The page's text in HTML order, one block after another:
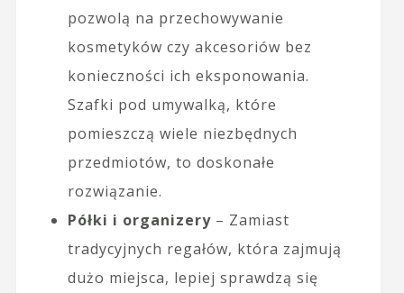
pozwolą na przechowywanie
kosmetyków czy akcesoriów bez
konieczności ich eksponowania.
Szafki pod umywalką, które
pomieszczą wiele niezbędnych
przedmiotów, to doskonałe
rozwiązanie.
Półki i organizery– Zamiast
tradycyjnych regałów, która zajmują
dużo miejsca, lepiej sprawdzą się